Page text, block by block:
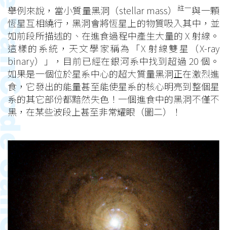
舉例來說，當小質量黑洞（stellar mass）
註一與一顆
恆星互相繞行，黑洞會將恆星上的物質吸入其中，並
如前段所描述的、在進食過程中產生大量的 X 射線。
這樣的系統，天文學家稱為「X 射線雙星（X-ray
binary）」，目前已經在銀河系中找到超過 20 個。
如果是一個位於星系中心的超大質量黑洞正在激烈進
食，它發出的能量甚至能使星系的核心明亮到整個星
系的其它部份都黯然失色！一個進食中的黑洞不僅不
黑，在某些波段上甚至非常耀眼（圖二）！